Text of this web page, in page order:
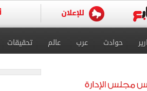
حوادث عرب عالم تحقيقات